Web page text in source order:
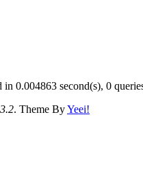
in 0.004863 second(s), 0
. Theme ByYeei!